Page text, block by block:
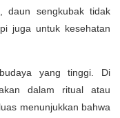
daun sengkubak tidak
juga untuk kesehatan
yang tinggi. Di
dalam ritual atau
menunjukkan bahwa